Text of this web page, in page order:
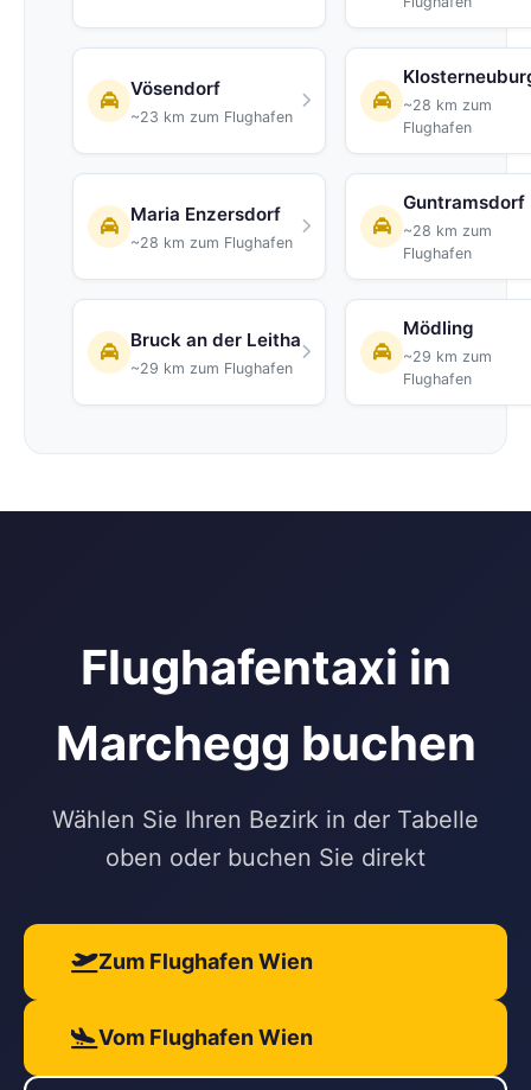
Vösendorf
~23 km zum Flughafen
~28 km zum
Flughafen
Maria Enzersdorf
~28 km zum Flughafen
Guntramsdorf
~28 km zum
Flughafen
Bruck an der Leitha
~29 km zum Flughafen
Mödling
~29 km zum
Flughafen
Flughafentaxi in
Marchegg buchen
Wählen Sie Ihren Bezirk in der Tabelle
oben oder buchen Sie direkt
Zum Flughafen Wien
Vom Flughafen Wien